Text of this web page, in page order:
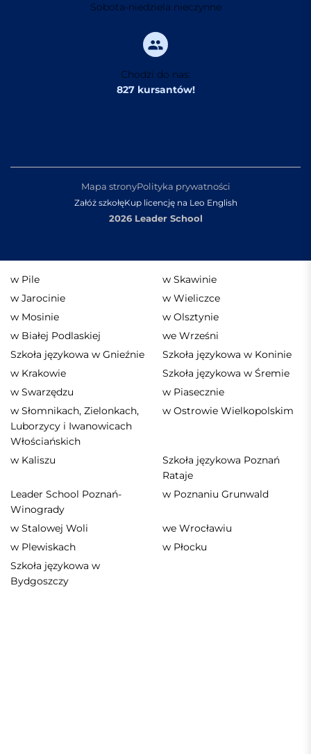
Sobota-niedziela nieczynne
Chodzi do nas:
827 kursantów!
2026 Leader School
Załóż szkołęKup licencję na Leo English
Mapa stronyPolityka prywatności
w Pile
w Skawinie
w Jarocinie
w Wieliczce
w Mosinie
w Olsztynie
w Białej Podlaskiej
we Wrześni
Szkoła językowa w Gnieźnie
Szkoła językowa w Koninie
w Krakowie
Szkoła językowa w Śremie
w Swarzędzu
w Piasecznie
w Słomnikach, Zielonkach,
Luborzycy i Iwanowicach
Włościańskich
w Ostrowie Wielkopolskim
w Kaliszu
Szkoła językowa Poznań
Rataje
Leader School Poznań-
Winogrady
w Poznaniu Grunwald
w Stalowej Woli
we Wrocławiu
w Plewiskach
w Płocku
Szkoła językowa w
Bydgoszczy